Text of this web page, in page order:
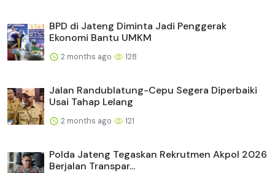
BPD di Jateng Diminta Jadi Penggerak
Ekonomi Bantu UMKM
2 months ago 128
Jalan Randublatung-Cepu Segera Diperbaiki
Usai Tahap Lelang
2 months ago 121
Polda Jateng Tegaskan Rekrutmen Akpol 2026
Berjalan Transpar...